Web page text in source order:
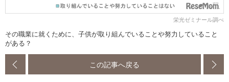
栄光ゼミナール調べ
その職業に就くために、子供が取り組んでいることや努力していること
がある？
この記事へ戻る